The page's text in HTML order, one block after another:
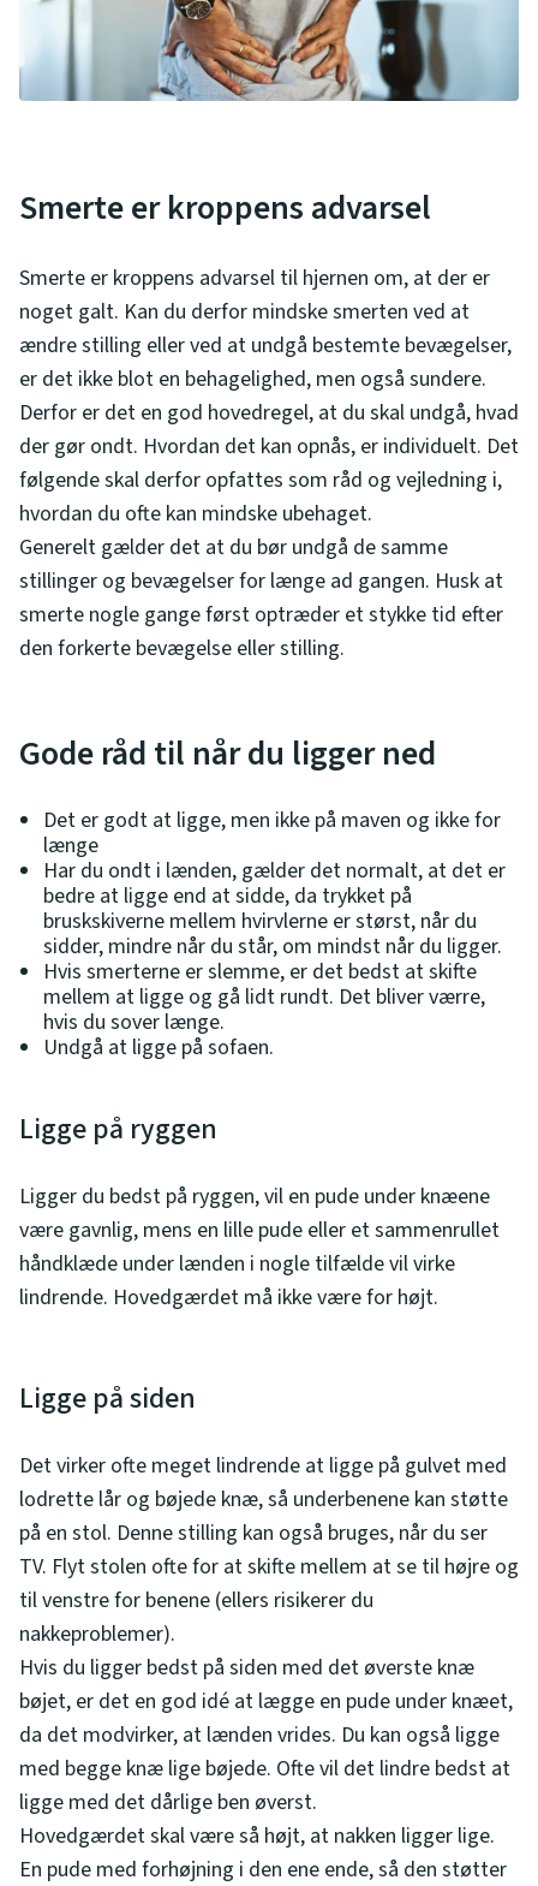
Smerte er kroppens advarsel
Smerte er kroppens advarsel til hjernen om, at der er
noget galt. Kan du derfor mindske smerten ved at
ændre stilling eller ved at undgå bestemte bevægelser,
er det ikke blot en behagelighed, men også sundere.
Derfor er det en god hovedregel, at du skal undgå, hvad
der gør ondt. Hvordan det kan opnås, er individuelt. Det
følgende skal derfor opfattes som råd og vejledning i,
hvordan du ofte kan mindske ubehaget.
Generelt gælder det at du bør undgå de samme
stillinger og bevægelser for længe ad gangen. Husk at
smerte nogle gange først optræder et stykke tid efter
den forkerte bevægelse eller stilling.
Gode råd til når du ligger ned
Det er godt at ligge, men ikke på maven og ikke for
længe
Har du ondt i lænden, gælder det normalt, at det er
bedre at ligge end at sidde, da trykket på
bruskskiverne mellem hvirvlerne er størst, når du
sidder, mindre når du står, om mindst når du ligger.
Hvis smerterne er slemme, er det bedst at skifte
mellem at ligge og gå lidt rundt. Det bliver værre,
hvis du sover længe.
Undgå at ligge på sofaen.
Ligge på ryggen
Ligger du bedst på ryggen, vil en pude under knæene
være gavnlig, mens en lille pude eller et sammenrullet
håndklæde under lænden i nogle tilfælde vil virke
lindrende. Hovedgærdet må ikke være for højt.
Ligge på siden
Det virker ofte meget lindrende at ligge på gulvet med
lodrette lår og bøjede knæ, så underbenene kan støtte
på en stol. Denne stilling kan også bruges, når du ser
TV. Flyt stolen ofte for at skifte mellem at se til højre og
til venstre for benene (ellers risikerer du
nakkeproblemer).
Hvis du ligger bedst på siden med det øverste knæ
bøjet, er det en god idé at lægge en pude under knæet,
da det modvirker, at lænden vrides. Du kan også ligge
med begge knæ lige bøjede. Ofte vil det lindre bedst at
ligge med det dårlige ben øverst.
Hovedgærdet skal være så højt, at nakken ligger lige.
En pude med forhøjning i den ene ende, så den støtter